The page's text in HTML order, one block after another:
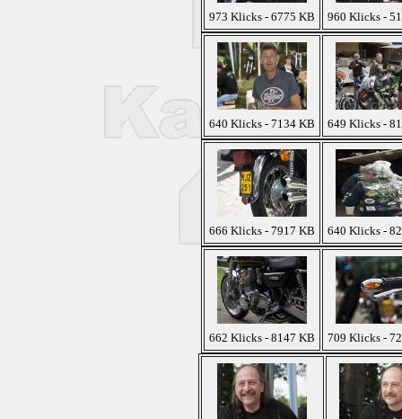
973 Klicks - 6775 KB 960 Klicks -
640 Klicks - 7134 KB 649 Klicks -
666 Klicks - 7917 KB 640 Klicks -
662 Klicks - 8147 KB 709 Klicks -